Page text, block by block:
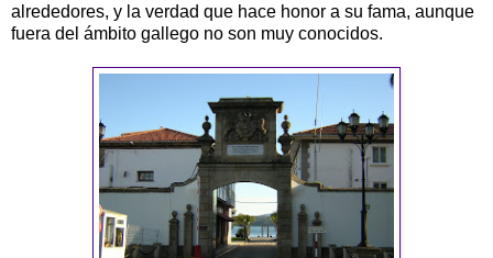
alrededores, y la verdad que hace honor a su fama, aunque
fuera del ámbito gallego no son muy conocidos.